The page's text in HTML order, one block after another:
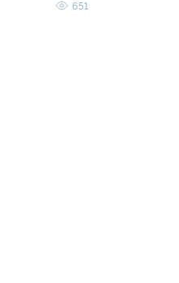
651